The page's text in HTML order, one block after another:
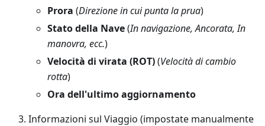
Prora (Direzione in cui punta la prua)
Stato della Nave(In navigazione, Ancorata, In
manovra, ecc.)
Velocità di virata (ROT)(Velocità di cambio
rotta)
Ora dell'ultimo aggiornamento
Informazioni sul Viaggio (impostate manualmente